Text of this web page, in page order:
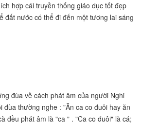
hợp cái truyền thống giáo dục tốt đẹp
đất nước có thể đi đến một tương lai sáng
đùa về cách phát âm của người Nghi
đùa thường nghe : "Ăn ca co đuôi hay ăn
đều phát âm là "ca " . "Ca co đuôi" là cá;